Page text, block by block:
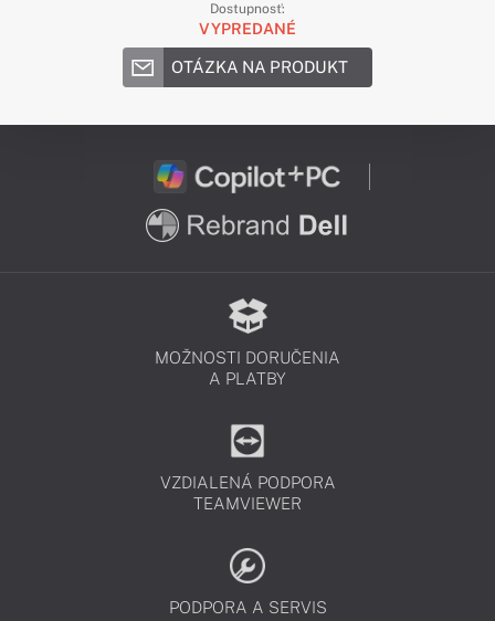
Dostupnosť:
VYPREDANÉ
OTÁZKA NA PRODUKT
MOŽNOSTI DORUČENIA
A PLATBY
VZDIALENÁ PODPORA
TEAMVIEWER
PODPORA A SERVIS